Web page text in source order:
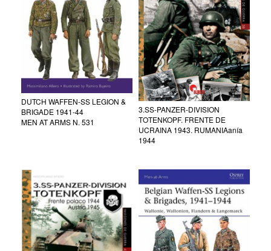
DUTCH WAFFEN-SS LEGION &
BRIGADE 1941-44
MEN AT ARMS N. 531
3.SS-PANZER-DIVISION
TOTENKOPF. FRENTE DE
UCRAINA 1943. RUMANIAanía
1944